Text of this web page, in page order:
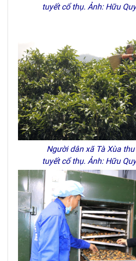
tuyếtcổ thụ. Ảnh: Hữu
Người dân xã Tà Xùa
tuyết cổ thụ. Ảnh: Hữu